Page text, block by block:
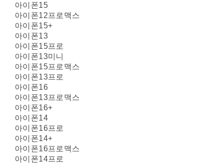
아이폰15
아이폰12프로맥스
아이폰15+
아이폰13
아이폰15프로
아이폰13미니
아이폰15프로맥스
아이폰13프로
아이폰16
아이폰13프로맥스
아이폰16+
아이폰14
아이폰16프로
아이폰14+
아이폰16프로맥스
아이폰14프로